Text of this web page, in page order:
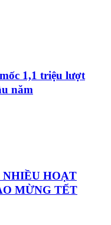
1,1 triệu lượt
năm
HOẠT
MỪNG TẾT